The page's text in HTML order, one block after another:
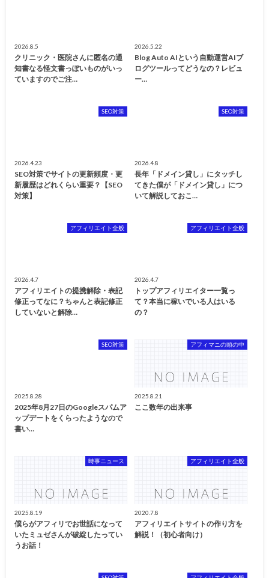
2026.8.5
クリニック・医院さんに匿名の通
知書なる怪文書っぽいものがいっ
ていますのでご注…
2026.5.22
Blog Auto AIという自動運営AIブ
ログツールってどうなの？レビュ
ー…
SEO対策
2026.4.23
SEO対策でサイトの更新頻度・更
新履歴はどれくらい重要？【SEO
対策】
SEO対策
2026.4.8
長年「ドメイン貸し」にタッチし
てきた僕が「ドメイン貸し」につ
いて解説しておこ…
アフィリエイト全般
2026.4.7
アフィリエイトの提携解除・表記
修正ってなに？ちゃんと表記修正
していないと解除…
アフィリエイト全般
2026.4.7
トップアフィリエイター一覧っ
て？本当に稼いでいる人はいる
の？
SEO対策
2025.8.28
2025年8月27日のGoogleスパムア
ップデートをくらったようなので
書い…
アフィマニの頭の中
2025.8.21
ここ数年の出来事
時事ニュース
2025.8.19
僕らがアフィリでお世話になって
いたミュゼさんが破綻したってい
うお話！
アフィリエイト全般
2020.7.8
アフィリエイトサイトの作り方を
解説！（初心者向け）